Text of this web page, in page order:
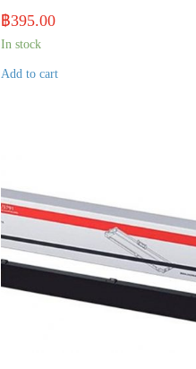
฿395.00
In stock
Add to cart